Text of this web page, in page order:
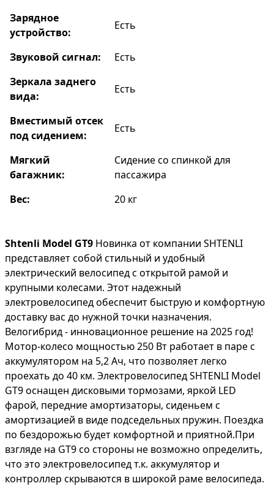
Зарядное
устройство:
Есть
Звуковой сигнал:
Есть
Зеркала заднего
вида:
Есть
Вместимый отсек
под сидением:
Есть
Мягкий
багажник:
Сидение со спинкой для
пассажира
Вес:
20 кг
Shtenli Model GT9 Новинка от компании SHTENLI
представляет собой стильный и удобный
электрический велосипед с открытой рамой и
крупными колесами. Этот надежный
электровелосипед обеспечит быструю и комфортную
доставку вас до нужной точки назначения.
Велогибрид - инновационное решение на 2025 год!
Мотор-колесо мощностью 250 Вт работает в паре с
аккумулятором на 5,2 Ач, что позволяет легко
проехать до 40 км. Электровелосипед SHTENLI Model
GT9 оснащен дисковыми тормозами, яркой LED
фарой, передние амортизаторы, сиденьем с
амортизацией в виде подседельных пружин. Поездка
по бездорожью будет комфортной и приятной.При
взгляде на GT9 со стороны не возможно определить,
что это электровелосипед т.к. аккумулятор и
контроллер скрываются в широкой раме велосипеда.